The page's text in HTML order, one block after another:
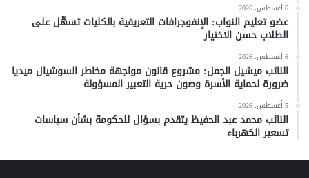
6 أغسطس، 2026
عضو تعليم النواب: الإنفوجرافات التعريفية بالكليات تسهّل على
الطلاب حسن الاختيار
6 أغسطس، 2026
النائب ميشيل الجمل: مشروع قانون مواجهة مخاطر السوشيال ميديا
ضرورة لحماية الأسرة وصون حرية التعبير المسؤولة
5 أغسطس، 2026
النائب محمد عبد الحفيظ يتقدم بسؤال للحكومة بشأن سياسات
تسعير الكهرباء